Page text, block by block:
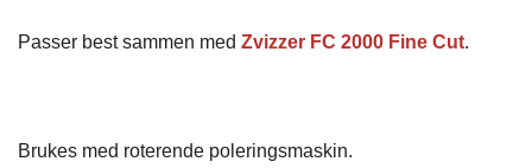
Passer best sammen med Zvizzer FC 2000 Fine Cut.
Brukes med roterende poleringsmaskin.